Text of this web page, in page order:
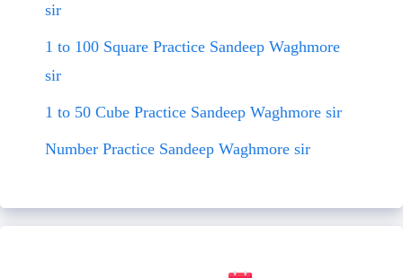
sir
1 to 100 Square Practice Sandeep Waghmore
sir
1 to 50 Cube Practice Sandeep Waghmore sir
Number Practice Sandeep Waghmore sir